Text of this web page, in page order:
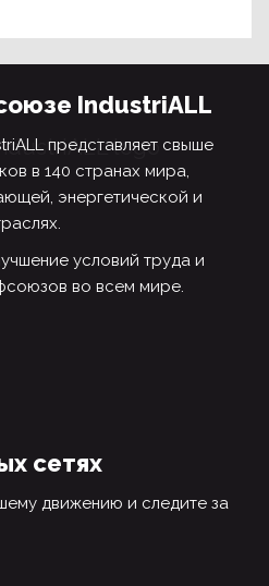
IndustriALL
представляет свыше
в 140 странах мира,
энергетической и
условий труда и
во всем мире.
сетях
движению и следите за